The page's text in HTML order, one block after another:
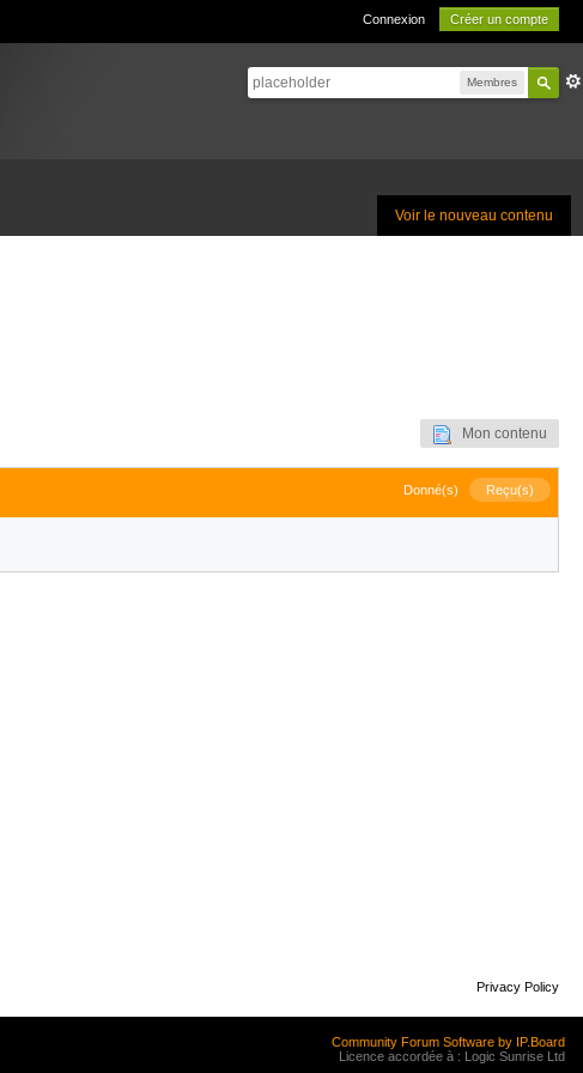
Connexion Créer un compte
Membres
Voir le nouveau contenu
Mon contenu
Donné(s) Reçu(s)
Privacy Policy
Community Forum Software by IP.Board
Licence accordée à : Logic Sunrise Ltd